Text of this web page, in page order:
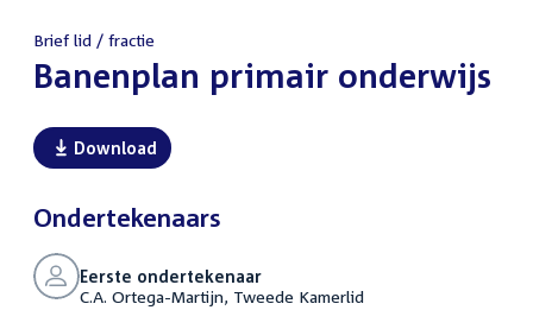
Brief lid / fractie
:Banenplan primair onderwijs
Download
Ondertekenaars
Eerste ondertekenaar
C.A. Ortega-Martijn, Tweede Kamerlid